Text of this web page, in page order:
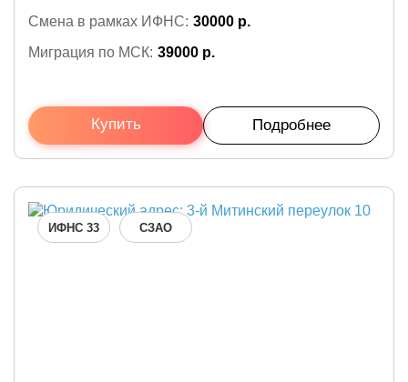
Смена в рамках ИФНС: 30000 р.
Миграция по МСК: 39000 р.
Купить Подробнее
ИФНС 33 СЗАО